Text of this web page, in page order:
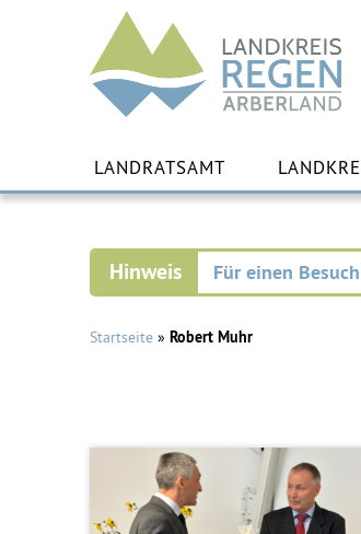
Landkreis
Regen
LANDRATSAMT
Für einen
Startseite » Robert Muhr